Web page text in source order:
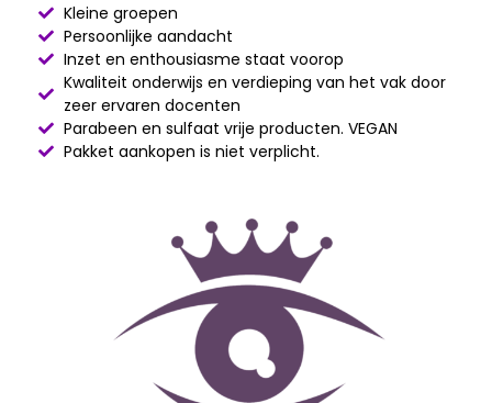
Kleine groepen
Persoonlijke aandacht
Inzet en enthousiasme staat voorop
Kwaliteit onderwijs en verdieping van het vak door
zeer ervaren docenten
Parabeen en sulfaat vrije producten. VEGAN
Pakket aankopen is niet verplicht.